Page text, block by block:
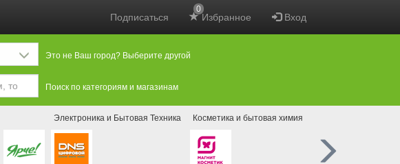
Подписаться Избранное
0
Вход
Это не Ваш город? Выберите другой
Поиск по категориям и магазинам
Электроника и Бытовая Техника Косметика и бытовая химия